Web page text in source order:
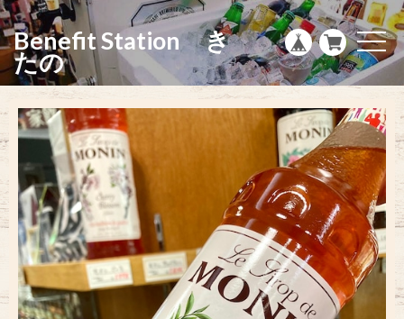
Benefit Station き
たの
t
o
g
g
e
n
a
v
i
a
t
i
o
n
g
l
e
n
a
v
i
a
t
i
n